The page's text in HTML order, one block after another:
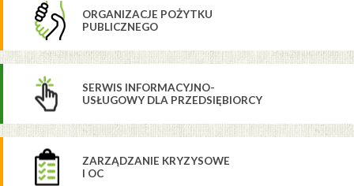
ORGANIZACJE POŻYTKU
PUBLICZNEGO
SERWIS INFORMACYJNO-
USŁUGOWY DLA PRZEDSIĘBIORCY
ZARZĄDZANIE KRYZYSOWE
I OC